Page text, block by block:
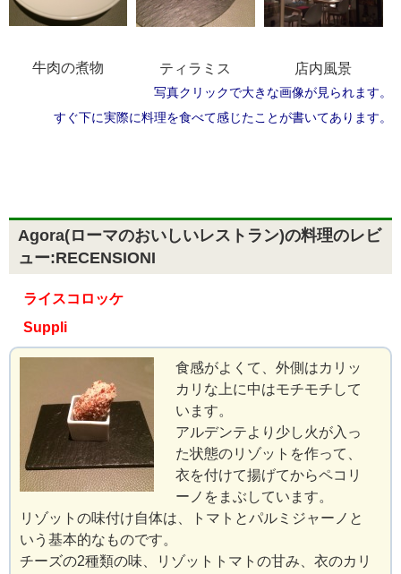
牛肉の煮物 ティラミス 店内風景
写真クリックで大きな画像が見られます。
すぐ下に実際に料理を食べて感じたことが書いてあります。
Agora(ローマのおいしいレストラン)の料理のレビ
ュー:RECENSIONI
ライスコロッケ
Suppli
食感がよくて、外側はカリッ
カリな上に中はモチモチして
います。
アルデンテより少し火が入っ
た状態のリゾットを作って、
衣を付けて揚げてからペコリ
ーノをまぶしています。
リゾットの味付け自体は、トマトとパルミジャーノと
いう基本的なものです。
チーズの2種類の味、リゾットトマトの甘み、衣のカリ